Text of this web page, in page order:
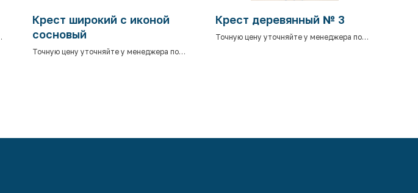
Крест широкий с иконой
сосновый
Точную цену уточняйте у менеджера по
Крест деревянный № 3
Точную цену уточняйте у менеджера по